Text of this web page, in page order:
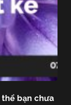
bạn chưa